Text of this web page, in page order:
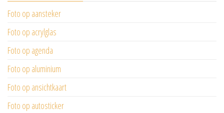
Foto op aansteker
Foto op acrylglas
Foto op agenda
Foto op aluminium
Foto op ansichtkaart
Foto op autosticker